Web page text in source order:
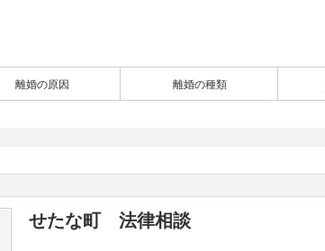
離婚の原因 離婚の種類
せたな町 法律相談